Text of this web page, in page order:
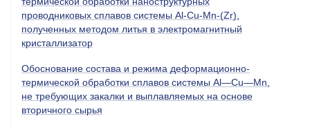
проводниковых сплавов системы Al-Cu-Mn-(Zr),
полученных методом литья в электромагнитный
кристаллизатор
Обоснование состава и режима деформационно-
термической обработки сплавов системы Al—Cu—Mn,
не требующих закалки и выплавляемых на основе
вторичного сырья